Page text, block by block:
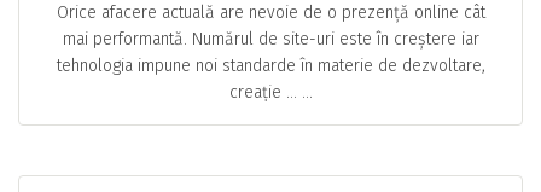
Orice afacere actuală are nevoie de o prezență online cât
mai performantă. Numărul de site-uri este în creștere iar
tehnologia impune noi standarde în materie de dezvoltare,
creație … ...